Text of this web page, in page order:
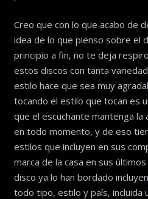
Creo que con lo que acabo de
idea de lo que pienso sobre el
principio a fin, no te deja
estos discos con tanta
estilo hace que sea muy
tocando el estilo que tocan es
que el escuchante mantenga la
en todo momento, y de eso
estilos que incluyen en sus
marca de la casa en sus
disco ya lo han bordado
todo tipo, estilo y país, incluida